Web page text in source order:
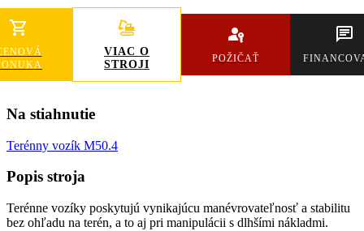
VIAC O
STROJI
POŽIČAŤ
Na stiahnutie
Terénny vozík M50.4
Popis stroja
Terénne vozíky poskytujú vynikajúcu manévrovateľnosť a stabilitu
bez ohľadu na terén, a to aj pri manipulácii s dlhšími nákladmi.